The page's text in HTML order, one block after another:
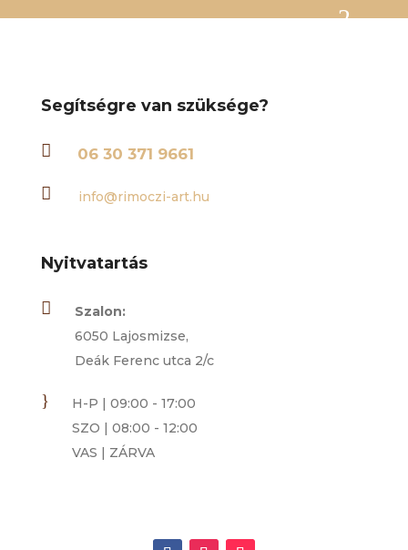
Segítségre van szüksége?
 06 30 371 9661
 info@rimoczi-art.hu
Nyitvatartás

Szalon:
6050 Lajosmizse,
Deák Ferenc utca 2/c
}
H-P | 09:00 - 17:00
SZO | 08:00 - 12:00
VAS | ZÁRVA